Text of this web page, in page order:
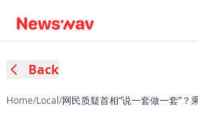
Back
Home/Local/网民质疑首相“说一套做一套”？